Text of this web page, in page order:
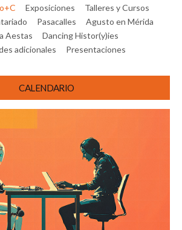
Exposiciones
Talleres y Cursos
Pasacalles
Agusto en Mérida
Aestas
Dancing Histor(y)ies
adicionales
Presentaciones
CALENDARIO